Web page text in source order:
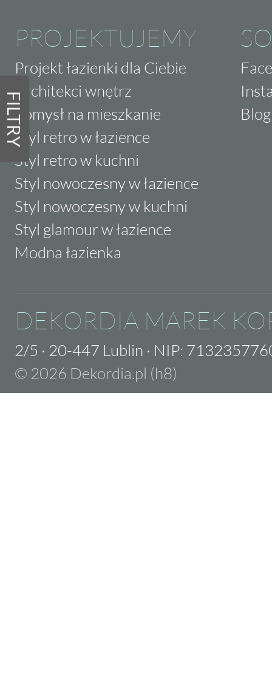
FILTRY
PROJEKTUJEMY
Projekt łazienki dla Ciebie
Architekci wnętrz
Pomysł na mieszkanie
Styl retro w łazience
Styl retro w kuchni
Styl nowoczesny w łazience
Styl nowoczesny w kuchni
Styl glamour w łazience
Modna łazienka
Blog
DEKORDIA MAREK
2/5 · 20-447 Lublin · NIP:
© 2026 Dekordia.pl (h8)